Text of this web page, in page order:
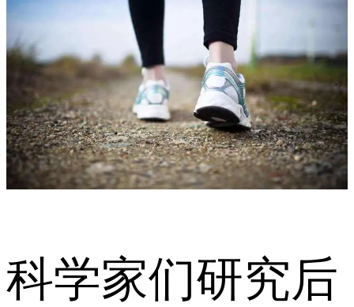
科学家们研究后